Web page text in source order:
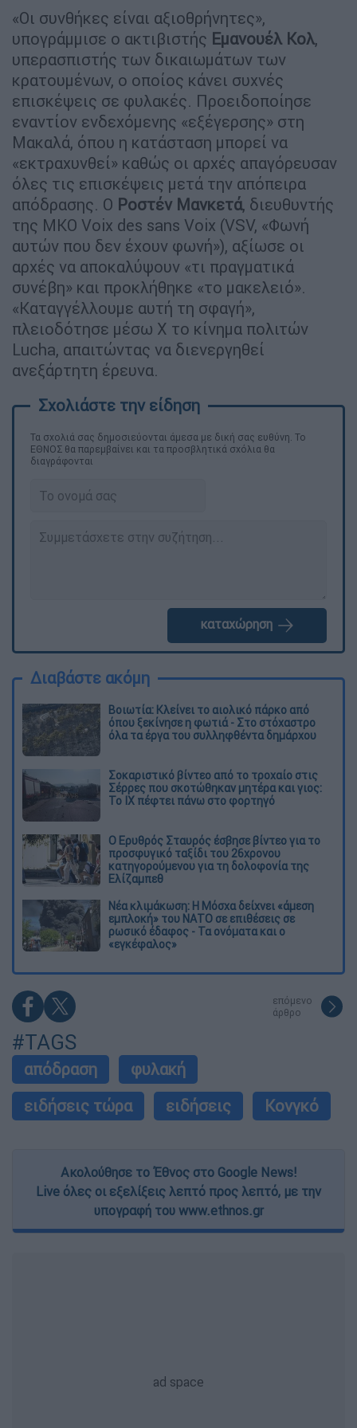
«Οι συνθήκες είναι αξιοθρήνητες»,
υπογράμμισε ο ακτιβιστής Εμανουέλ Κολ,
υπερασπιστής των δικαιωμάτων των
κρατουμένων, ο οποίος κάνει συχνές
επισκέψεις σε φυλακές. Προειδοποίησε
εναντίον ενδεχόμενης «εξέγερσης» στη
Μακαλά, όπου η κατάσταση μπορεί να
«εκτραχυνθεί» καθώς οι αρχές απαγόρευσαν
όλες τις επισκέψεις μετά την απόπειρα
απόδρασης. Ο Ροστέν Μανκετά, διευθυντής
της ΜΚΟ Voix des sans Voix (VSV, «Φωνή
αυτών που δεν έχουν φωνή»), αξίωσε οι
αρχές να αποκαλύψουν «τι πραγματικά
συνέβη» και προκλήθηκε «το μακελειό».
«Καταγγέλλουμε αυτή τη σφαγή»,
πλειοδότησε μέσω X το κίνημα πολιτών
Lucha, απαιτώντας να διενεργηθεί
ανεξάρτητη έρευνα.
Τα σχολιά σας δημοσιεύονται άμεσα με δική σας ευθύνη. Το
ΕΘΝΟΣ θα παρεμβαίνει και τα προσβλητικά σχόλια θα
διαγράφονται
καταχώρηση
Διαβάστε ακόμη
Βοιωτία: Κλείνει το αιολικό πάρκο από
όπου ξεκίνησε η φωτιά - Στο στόχαστρο
όλα τα έργα του συλληφθέντα δημάρχου
Σοκαριστικό βίντεο από το τροχαίο στις
Σέρρες που σκοτώθηκαν μητέρα και γιος:
Το ΙΧ πέφτει πάνω στο φορτηγό
Ο Ερυθρός Σταυρός έσβησε βίντεο για το
προσφυγικό ταξίδι του 26χρονου
κατηγορούμενου για τη δολοφονία της
Ελίζαμπεθ
Νέα κλιμάκωση: Η Μόσχα δείχνει «άμεση
εμπλοκή» του ΝΑΤΟ σε επιθέσεις σε
ρωσικό έδαφος - Τα ονόματα και ο
«εγκέφαλος»
επόμενο
άρθρο
#TAGS
απόδραση
φυλακή
ειδήσεις τώρα
ειδήσεις Κονγκό
Ακολούθησε το Έθνος στο Google News!
Live όλες οι εξελίξεις λεπτό προς λεπτό, με την
υπογραφή του www.ethnos.gr